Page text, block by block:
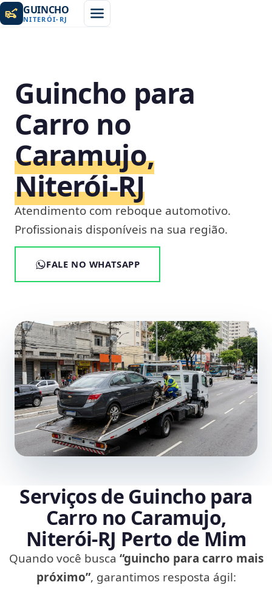
GUINCHO
NITERÓI- RJ
Guincho para
Carro no
Caramujo,
Niterói‑RJ
Atendimento com reboque automotivo.
Profissionais disponíveis na sua região.
FALE NO WHATSAPP
Serviços de Guincho para
Carro no Caramujo,
Niterói‑RJ Perto de Mim
Quando você busca “guincho para carro mais
próximo”, garantimos resposta ágil: